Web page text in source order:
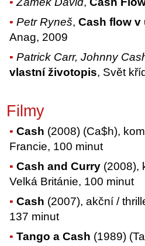
Petr Ryneš,Cash flow v
Anag, 2009
Patrick Carr, Johnny
vlastní životopis, Svět
Filmy
Cash (2008) (Ca$h),
Francie, 100 minut
Cash and Curry (2008),
Velká Británie, 100 minut
Cash (2007), akční /
137 minut
Tango a Cash (1989)